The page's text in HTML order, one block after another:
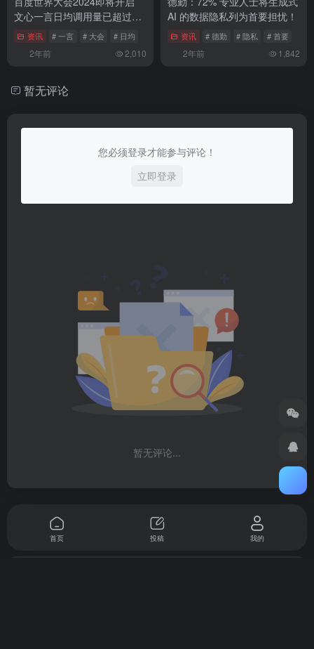
文心一言日均调用量已超过7
亿次资讯 # 一言 # 大会 # 日均
2年前 2,010
AI 的数据隐私列为首要担忧！
资讯 # 德勤 # 隐私 # 首要
2年前 1,842
暂无评论
您必须登录才能参与评论！
立即登录
暂无评论...
首页 投稿 我的